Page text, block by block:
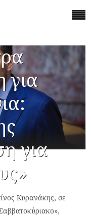
για
για
Κυρανάκης, σε